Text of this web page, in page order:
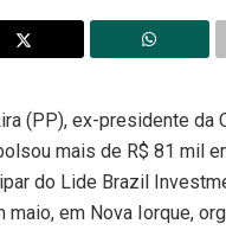
(PP), ex-presidente da
mais de R$ 81 mil
do Lide Brazil
maio, em Nova Iorque,